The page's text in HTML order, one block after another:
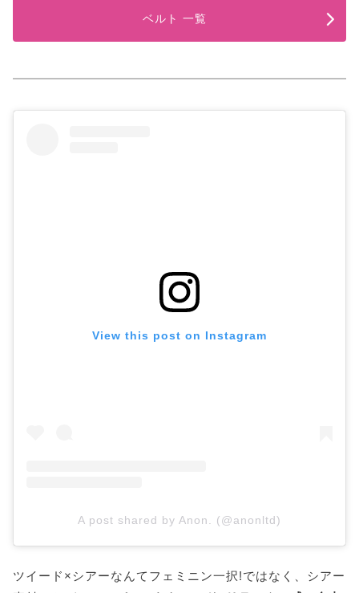
ベルト 一覧
View this post on Instagram
A post shared by Anon. (@anonltd)
ツイード×シアーなんてフェミニン一択!ではなく、シアー